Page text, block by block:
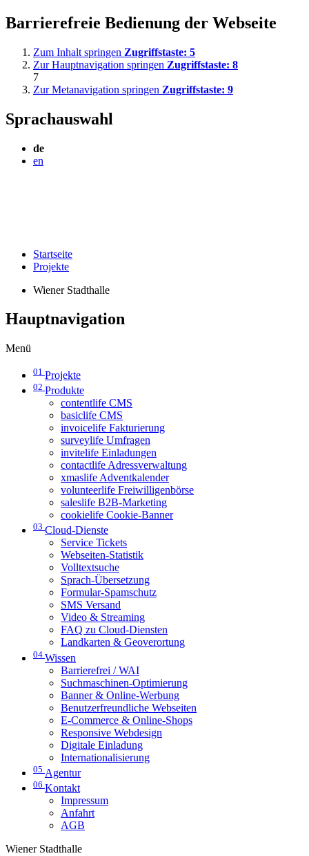
Barrierefreie Bedienung der Webseite
Zum Inhalt springen Zugriffstaste: 5
Zur Hauptnavigation springen Zugriffstaste: 8
7
Zur Metanavigation springen Zugriffstaste: 9
Sprachauswahl
de
en
Startseite
Projekte
Wiener Stadthalle
Hauptnavigation
Menü
01 Projekte
02 Produkte
contentlife CMS
basiclife CMS
invoicelife Fakturierung
surveylife Umfragen
invitelife Einladungen
contactlife Adressverwaltung
xmaslife Adventkalender
volunteerlife Freiwilligenbörse
saleslife B2B-Marketing
cookielife Cookie-Banner
03 Cloud-Dienste
Service Tickets
Webseiten-Statistik
Volltextsuche
Sprach-Übersetzung
Formular-Spamschutz
SMS Versand
Video & Streaming
FAQ zu Cloud-Diensten
Landkarten & Geoverortung
04 Wissen
Barrierefrei / WAI
Suchmaschinen-Optimierung
Banner & Online-Werbung
Benutzerfreundliche Webseiten
E-Commerce & Online-Shops
Responsive Webdesign
Digitale Einladung
Internationalisierung
05 Agentur
06 Kontakt
Impressum
Anfahrt
AGB
Wiener Stadthalle